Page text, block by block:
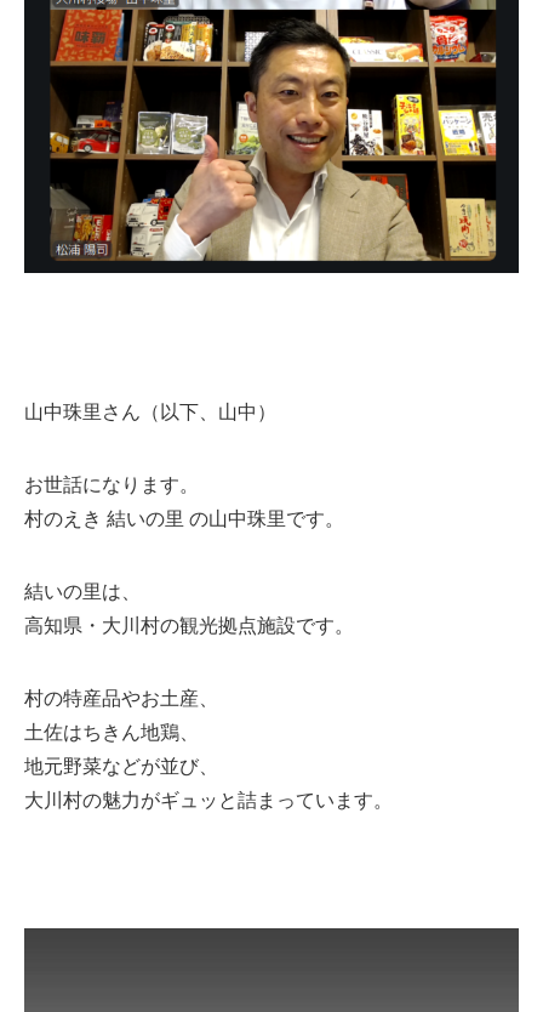
山中珠里さん（以下、山中）
お世話になります。
村のえき 結いの里 の山中珠里です。
結いの里は、
高知県・大川村の観光拠点施設です。
村の特産品やお土産、
土佐はちきん地鶏、
地元野菜などが並び、
大川村の魅力がギュッと詰まっています。